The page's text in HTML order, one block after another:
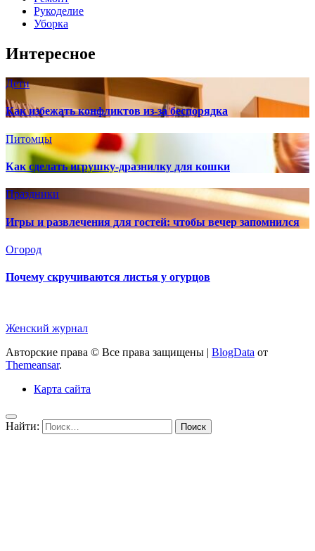
Рукоделие
Уборка
Интересное
Дети
Как избежать конфликтов из-за беспорядка
Питомцы
Как сделать игрушку-дразнилку для кошки
Праздники
Игры и развлечения для гостей: чтобы вечер запомнился
Огород
Почему скручиваются листья у огурцов
Женский журнал
Авторские права © Все права защищены | BlogData от
Themeansar.
Карта сайта
Найти: